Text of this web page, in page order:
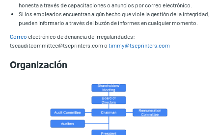
honesta a través de capacitaciones o anuncios por correo electrónico.
Si los empleados encuentran algún hecho que viole la gestión de la integridad,
pueden informarlo a través del buzón de informes en cualquier momento.
Correo electrónico de denuncia de irregularidades:
tscauditcommittee@tscprinters.com o timmy@tscprinters.com
Organización